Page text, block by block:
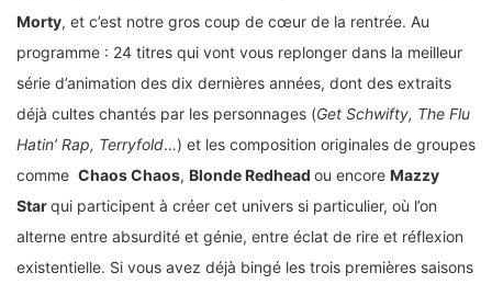
Morty, et c’est notre gros coup de cœur de la rentrée. Au
programme : 24 titres qui vont vous replonger dans la meilleur
série d’animation des dix dernières années, dont des extraits
déjà cultes chantés par les personnages (Get Schwifty, The Flu
Hatin’ Rap, Terryfold…) et les composition originales de groupes
comme Chaos Chaos, Blonde Redhead ou encore Mazzy
Starqui participent à créer cet univers si particulier, où l’on
alterne entre absurdité et génie, entre éclat de rire et réflexion
existentielle. Si vous avez déjà bingé les trois premières saisons